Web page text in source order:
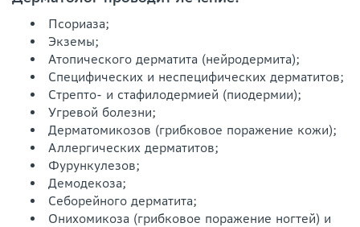
Псориаза;
Экземы;
Атопического дерматита (нейродермита);
Специфических и неспецифических дерматитов;
Стрепто- и стафилодермией (пиодермии);
Угревой болезни;
Дерматомикозов (грибковое поражение кожи);
Аллергических дерматитов;
Фурункулезов;
Демодекоза;
Себорейного дерматита;
Онихомикоза (грибковое поражение ногтей) и